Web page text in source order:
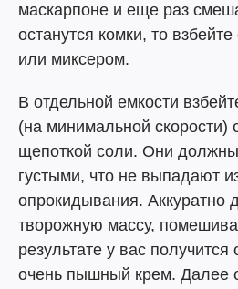
маскарпоне и еще раз
останутся комки, то
или миксером.
В отдельной емкости
(на минимальной скорости)
щепоткой соли. Они
густыми, что не выпадают
опрокидывания. Аккуратно
творожную массу,
результате у вас
очень пышный крем. Далее